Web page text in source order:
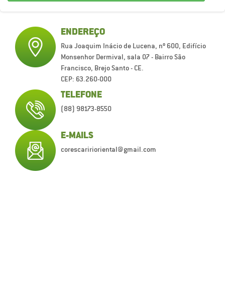
ENDEREÇO
Rua Joaquim Inácio de Lucena, nº 600, Edifício
Monsenhor Dermival, sala 07 - Bairro São
Francisco, Brejo Santo - CE.
CEP: 63.260-000
TELEFONE
(88) 98173-8550
E-MAILS
corescaririoriental@gmail.com